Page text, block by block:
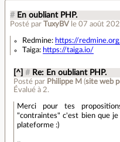
# En oubliant PHP.
Posté par TuxyBV le 07 août
Redmine: https://
Taiga: https://taiga.io/
[^] # Re: En oubliant PHP.
Posté par Philippe M (site web
Évalué à 2.
Merci pour tes
"contraintes" c'est bien que je
plateforme :)